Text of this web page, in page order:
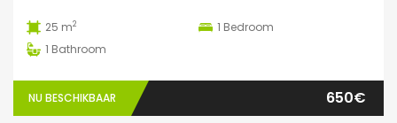
25 m2 1 Bedroom
1 Bathroom
NU BESCHIKBAAR 650€